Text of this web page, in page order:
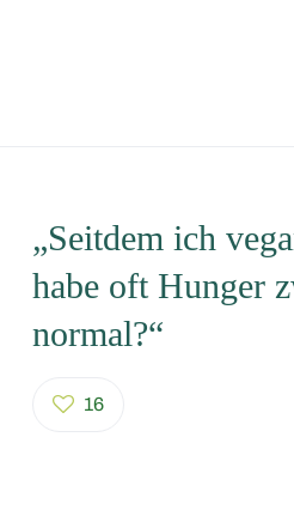
„Seitdem ich
habe oft Hunger
normal?“
16